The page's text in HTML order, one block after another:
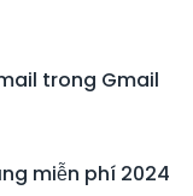
trong Gmail
miễn phí 2024